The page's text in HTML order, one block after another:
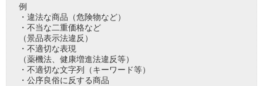
例
・違法な商品（危険物など）
・不当な二重価格など
（景品表示法違反）
・不適切な表現
（薬機法、健康増進法違反等）
・不適切な文字列（キーワード等）
・公序良俗に反する商品